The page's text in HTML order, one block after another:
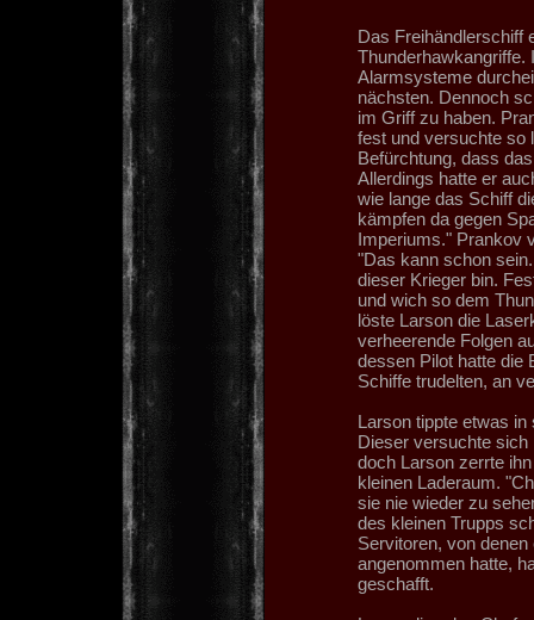
Das Freihändlerschiff
Thunderhawkangriffe.
Alarmsysteme
nächsten. Dennoch
im Griff zu haben.
fest und versuchte so
Befürchtung, dass
Allerdings hatte er
wie lange das Schiff
kämpfen da gegen
Imperiums." Prankov
"Das kann schon
dieser Krieger bin.
und wich so dem
löste Larson die
verheerende Folgen
dessen Pilot hatte die
Schiffe trudelten, an
Larson tippte etwas
Dieser versuchte sich
doch Larson zerrte
kleinen Laderaum.
sie nie wieder zu
des kleinen Trupps
Servitoren, von
angenommen hatte,
geschafft.